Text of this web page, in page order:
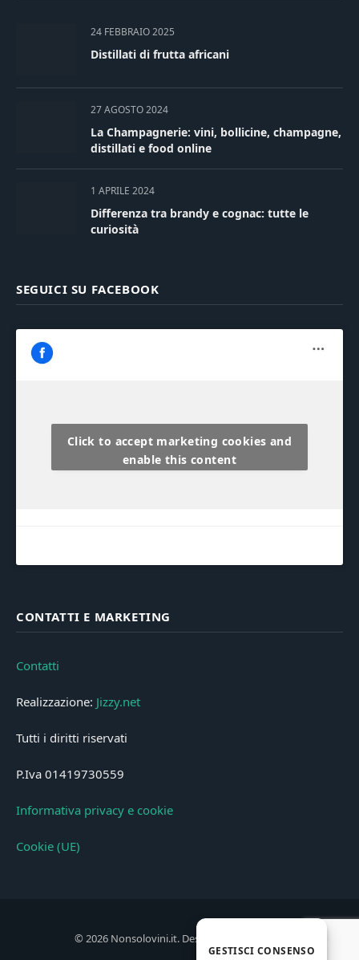
24 FEBBRAIO 2025
Distillati di frutta africani
27 AGOSTO 2024
La Champagnerie: vini, bollicine, champagne,
distillati e food online
1 APRILE 2024
Differenza tra brandy e cognac: tutte le
curiosità
SEGUICI SU FACEBOOK
Click to accept marketing cookies and
enable this content
CONTATTI E MARKETING
Contatti
Realizzazione: Jizzy.net
Tutti i diritti riservati
P.Iva 01419730559
Informativa privacy e cookie
Cookie (UE)
© 2026 Nonsolovini.it. Designed by
GESTISCI CONSENSO